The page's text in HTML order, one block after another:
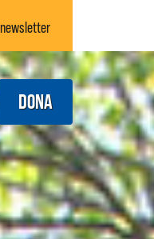
newsletter
Dona